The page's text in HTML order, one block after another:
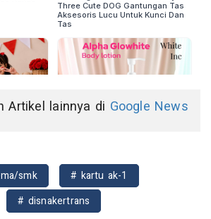
Artikel lainnya di Google News
smk
# kartu ak-1
# disnakertrans